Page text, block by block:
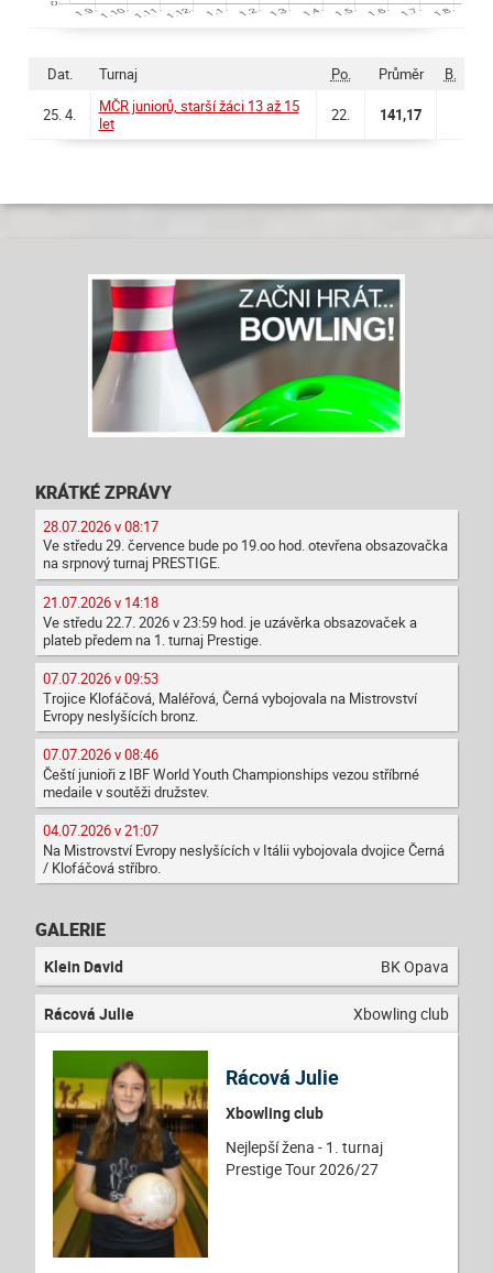
Dat. Turnaj Po. Průměr B.
25. 4.
MČR juniorů, starší žáci 13 až 15
let
22. 141,17
KRÁTKÉ ZPRÁVY
28.07.2026 v 08:17
Ve středu 29. července bude po 19.oo hod. otevřena obsazovačka
na srpnový turnaj PRESTIGE.
21.07.2026 v 14:18
Ve středu 22.7. 2026 v 23:59 hod. je uzávěrka obsazovaček a
plateb předem na 1. turnaj Prestige.
07.07.2026 v 09:53
Trojice Klofáčová, Maléřová, Černá vybojovala na Mistrovství
Evropy neslyšících bronz.
07.07.2026 v 08:46
Čeští junioři z IBF World Youth Championships vezou stříbrné
medaile v soutěži družstev.
04.07.2026 v 21:07
Na Mistrovství Evropy neslyšících v Itálii vybojovala dvojice Černá
/ Klofáčová stříbro.
GALERIE
Klein David BK Opava
Rácová Julie Xbowling club
Rácová Julie
Xbowling club
Nejlepší žena - 1. turnaj
Prestige Tour 2026/27